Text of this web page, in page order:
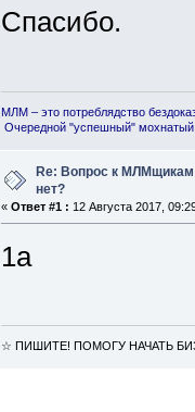
Спасибо.
МЛМ – это потреблядство
Очередной "успешный"
Re: Вопрос к
нет?
« Ответ #1 : 12 Августа 2017,
1а
☆ ПИШИТЕ! ПОМОГУ НАЧАТЬ